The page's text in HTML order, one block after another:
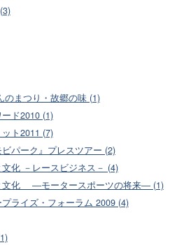
のまつり・故郷の味 (1)
ド2010 (1)
ト2011 (7)
パーク』プレスツアー (2)
化 －レースビジネス－ (4)
文化 ―モータースポーツの将来― (1)
ライズ・フォーラム 2009 (4)